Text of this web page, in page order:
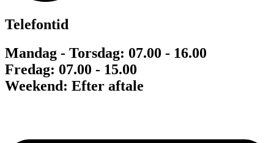
Telefontid
Mandag - Torsdag: 07.00 - 16.00
Fredag: 07.00 - 15.00
Weekend: Efter aftale